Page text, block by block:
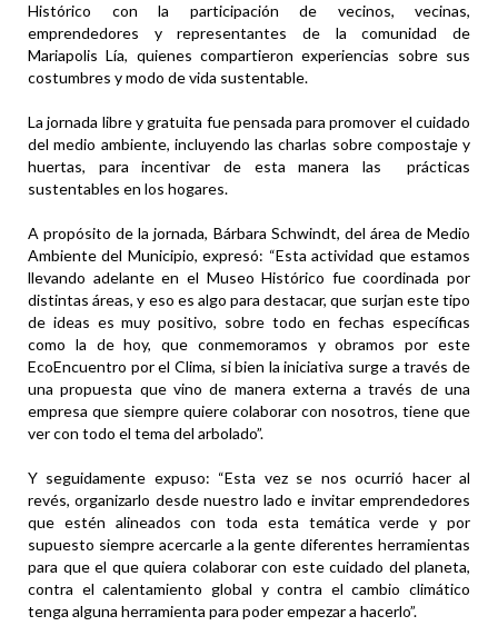
Histórico con la participación de vecinos, vecinas,
emprendedores y representantes de la comunidad de
Mariapolis Lía, quienes compartieron experiencias sobre sus
costumbres y modo de vida sustentable.
La jornada libre y gratuita fue pensada para promover el cuidado
del medio ambiente, incluyendo las charlas sobre compostaje y
huertas, para incentivar de esta manera las prácticas
sustentables en los hogares.
A propósito de la jornada, Bárbara Schwindt, del área de Medio
Ambiente del Municipio, expresó: “Esta actividad que estamos
llevando adelante en el Museo Histórico fue coordinada por
distintas áreas, y eso es algo para destacar, que surjan este tipo
de ideas es muy positivo, sobre todo en fechas específicas
como la de hoy, que conmemoramos y obramos por este
EcoEncuentro por el Clima, si bien la iniciativa surge a través de
una propuesta que vino de manera externa a través de una
empresa que siempre quiere colaborar con nosotros, tiene que
ver con todo el tema del arbolado”.
Y seguidamente expuso: “Esta vez se nos ocurrió hacer al
revés, organizarlo desde nuestro lado e invitar emprendedores
que estén alineados con toda esta temática verde y por
supuesto siempre acercarle a la gente diferentes herramientas
para que el que quiera colaborar con este cuidado del planeta,
contra el calentamiento global y contra el cambio climático
tenga alguna herramienta para poder empezar a hacerlo”.